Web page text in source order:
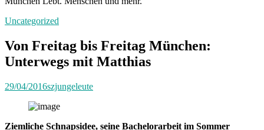
Uncategorized
Von Freitag bis Freitag München:
Unterwegs mit Matthias
29/04/2016szjungeleute
Ziemliche Schnapsidee, seine Bachelorarbeit im Sommer